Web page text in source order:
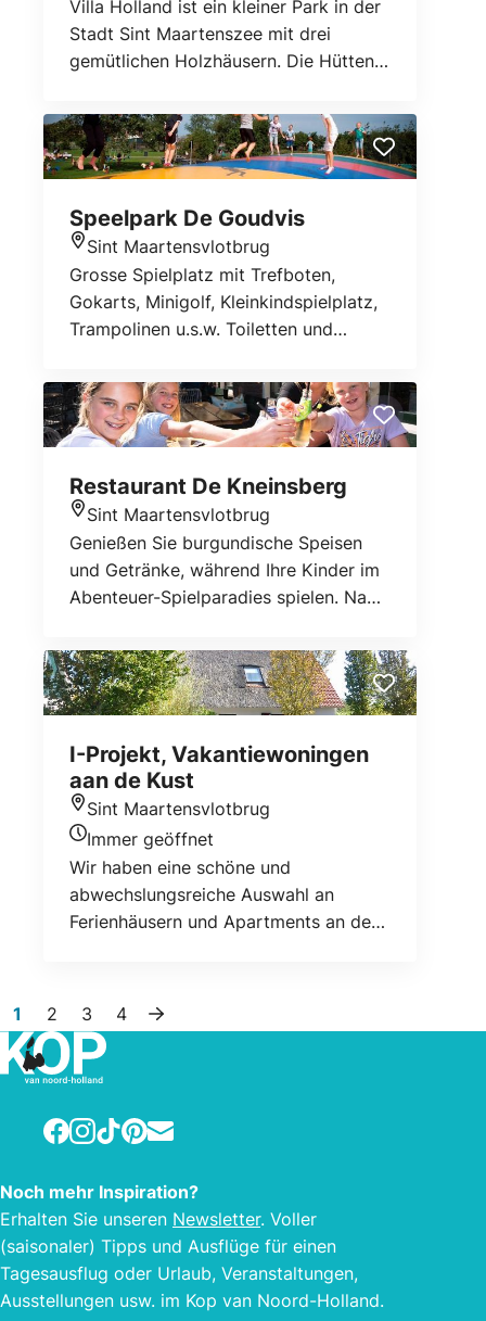
Villa Holland ist ein kleiner Park in der
Stadt Sint Maartenszee mit drei
gemütlichen Holzhäusern. Die Hütten
großen Wink für niederländischen
Kitsch verziert. Erleben Sie die
Romantik und den Charme der
altmodischen Bedstede. Die hölzernen
Hütten befinden sich auf dem
Grundstück neben dem Haus des
Eigentümers. Die drei Häuser Huisje
RED, Huisje WIT und Huisje BLAUW,
beziehen, können als Übernachtung
für Wochenmitte, Wochenende und
volle Wochen gebucht werden.
Speelpark De Goudvis
Standort
Sint Maartensvlotbrug
Grosse Spielplatz mit Trefboten,
Gokarts, Minigolf, Kleinkindspielplatz,
Trampolinen u.s.w. Toiletten und
sind drei überdachte Spielplätze
(2000 m²).
Restaurant De Kneinsberg
Standort
Sint Maartensvlotbrug
Genießen Sie burgundische Speisen
und Getränke, während Ihre Kinder im
Abenteuer-Spielparadies spielen. Nach
können Sie mit den Kindern im
Restaurant De Kneinsberg ein
köstliches Essen genießen.
I-Projekt, Vakantiewoningen
aan de Kust
Standort
Sint Maartensvlotbrug
Heutigen Öffnungszeiten
Immer geöffnet
Wir haben eine schöne und
abwechslungsreiche Auswahl an
Ferienhäusern und Apartments an der
1 2 3 4 Nächste Seite
Facebook
Instagram
TikTokPinterest
E-mail
Noch mehr Inspiration?
Erhalten Sie unseren Newsletter. Voller
(saisonaler) Tipps und Ausflüge für einen
Tagesausflug oder Urlaub, Veranstaltungen,
Ausstellungen usw. im Kop van Noord-Holland.